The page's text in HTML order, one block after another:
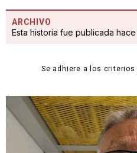
ARCHIVO
Esta historia fue publicada hace
Se adhiere a los criterios